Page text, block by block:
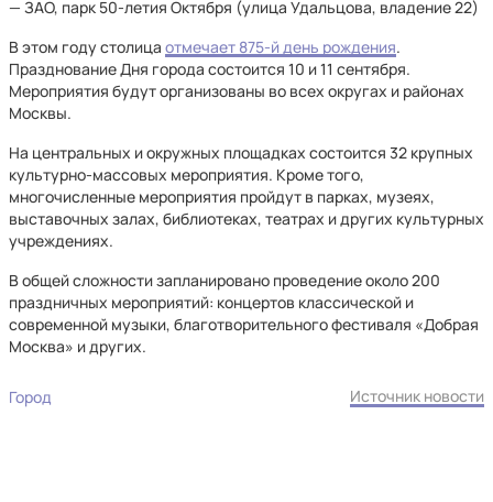
— ЗАО, парк 50-летия Октября (улица Удальцова, владение 22)
В этом году столица отмечает 875-й день рождения.
Празднование Дня города состоится 10 и 11 сентября.
Мероприятия будут организованы во всех округах и районах
Москвы.
На центральных и окружных площадках состоится 32 крупных
культурно-массовых мероприятия. Кроме того,
многочисленные мероприятия пройдут в парках, музеях,
выставочных залах, библиотеках, театрах и других культурных
учреждениях.
В общей сложности запланировано проведение около 200
праздничных мероприятий: концертов классической и
современной музыки, благотворительного фестиваля «Добрая
Москва» и других.
Город Источник новости